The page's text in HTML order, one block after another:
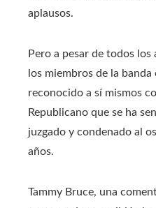
aplausos.
Pero a pesar de todos
los miembros de la banda
reconocido a sí mismos
Republicano que se ha
juzgado y condenado al
años.
Tammy Bruce, una